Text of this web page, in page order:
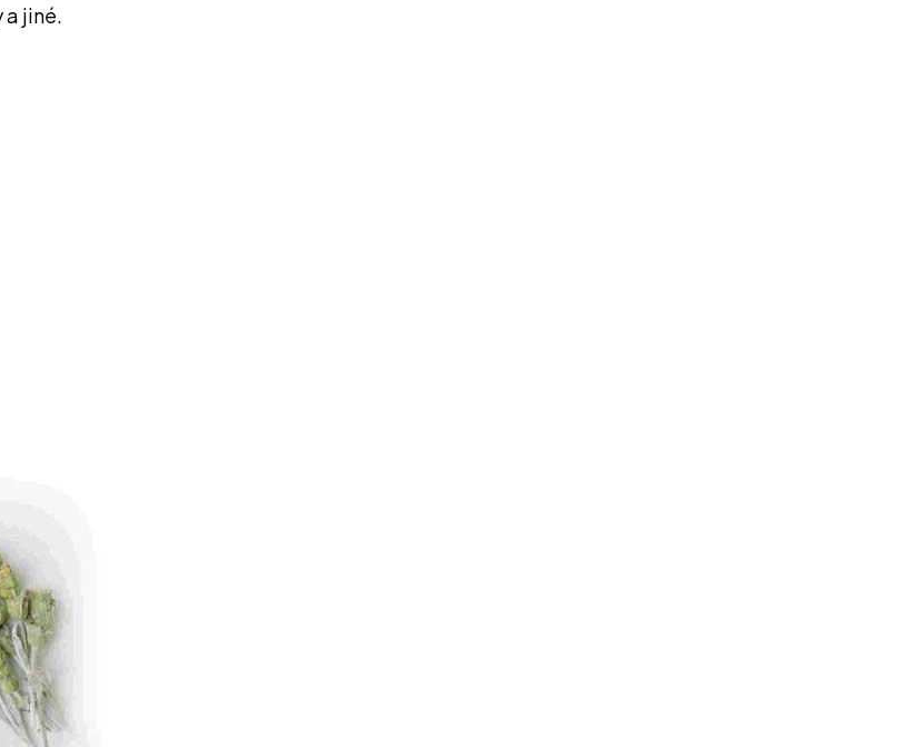
a jiné.